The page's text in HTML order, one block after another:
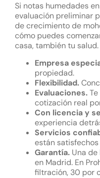
Si notas humedades
evaluación preliminar
de crecimiento de
cómo puedes
casa, también tu
Empresa
propiedad.
Flexibilidad.
Evaluaciones.
cotización real
Con licencia y
experiencia
Servicios
están
Garantía. Una
en Madrid. En
filtración, 30 por